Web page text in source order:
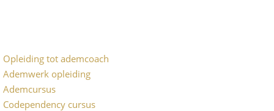
Opleiding tot ademcoach
Ademwerk opleiding
Ademcursus
Codependency cursus